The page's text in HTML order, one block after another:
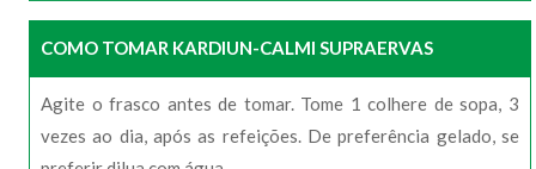
COMO TOMAR KARDIUN-CALMI SUPRAERVAS
Agite o frasco antes de tomar. Tome 1 colhere de sopa, 3
vezes ao dia, após as refeições. De preferência gelado, se